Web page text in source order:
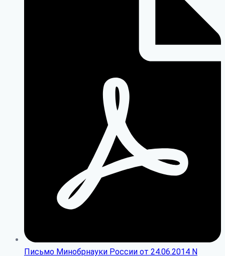
Письмо Минобрнауки России от 24.06.2014 N